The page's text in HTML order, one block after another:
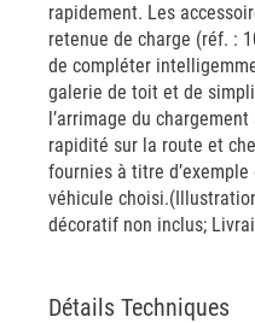
rapidement. Les
retenue de charge (réf. :
de compléter
galerie de toit et de
l’arrimage du
rapidité sur la route et
fournies à titre
véhicule
décoratif non inclus;
Détails Techniques